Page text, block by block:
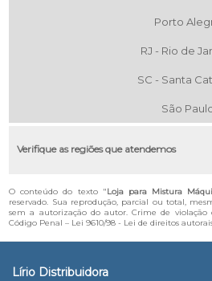
Porto
RJ - Rio de
SC - Santa
São
Verifique as regiões que atendemos
O conteúdo do texto "Loja para Mistura
reservado. Sua reprodução, parcial ou total,
sem a autorização do autor. Crime de
Código Penal – Lei 9610/98 - Lei de direitos
Lírio Distribuidora